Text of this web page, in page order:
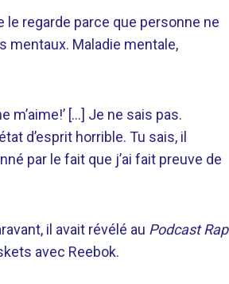
le regarde parce que personne ne
mentaux. Maladie mentale,
m’aime!’ […] Je ne sais pas.
d’esprit horrible. Tu sais, il
par le fait que j’ai fait preuve de
il avait révélé au Podcast Rap
avec Reebok.